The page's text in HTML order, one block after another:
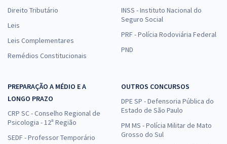
Direito Tributário
Leis
Leis Complementares
Remédios Constitucionais
INSS - Instituto Nacional do
Seguro Social
PRF - Polícia Rodoviária Federal
PND
PREPARAÇÃO A MÉDIO E A
LONGO PRAZO
CRP SC - Conselho Regional de
Psicologia - 12ª Região
SEDF - Professor Temporário
OUTROS CONCURSOS
DPE SP - Defensoria Pública do
Estado de São Paulo
PM MS - Polícia Militar de Mato
Grosso do Sul